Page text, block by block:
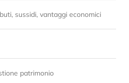
sussidi, vantaggi economici
patrimonio